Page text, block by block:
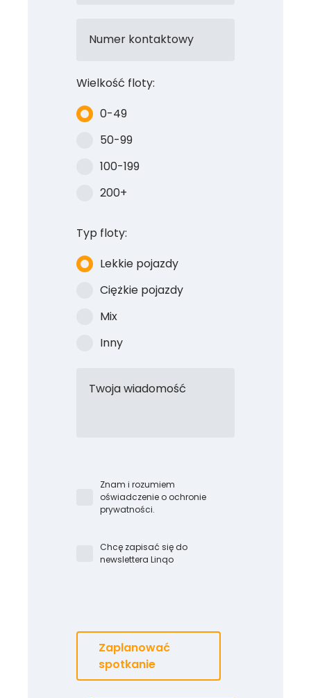
Numer kontaktowy
Wielkość floty:
0-49
50-99
100-199
200+
Typ floty:
Lekkie pojazdy
Ciężkie pojazdy
Mix
Inny
Twoja wiadomość
Znam i rozumiem
oświadczenie o ochronie
prywatności.
Chcę zapisać się do
newslettera Linqo
Zaplanować
spotkanie